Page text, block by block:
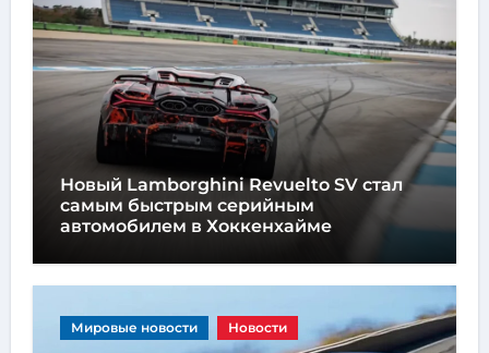
Новый Lamborghini Revuelto SV стал
самым быстрым серийным
автомобилем в Хоккенхайме
Мировые новости Новости